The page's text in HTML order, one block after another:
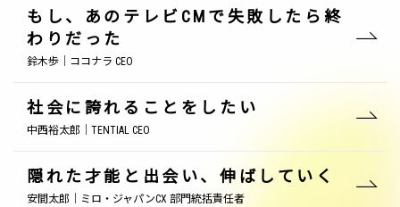
もし、あのテレビCMで失敗したら終
わりだった
鈴木歩｜ココナラ CEO
社会に誇れることをしたい
中西裕太郎｜TENTIAL CEO
隠れた才能と出会い、伸ばしていく
安間太郎｜ミロ・ジャパンCX 部門統括責任者